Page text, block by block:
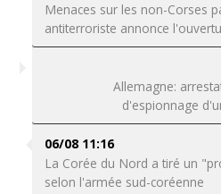
Menaces sur les non-Corses
antiterroriste annonce
Allemagne:
d'espionnage
06/08 11:16
La Corée du Nord a tiré un
selon l'armée sud-coréenne